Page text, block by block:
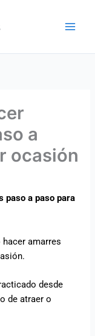
a
ocasión
paso a paso para
amarres
desde
de atraer o